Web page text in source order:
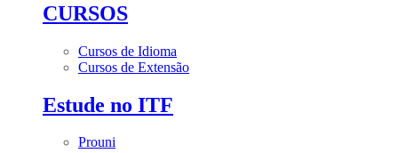
CURSOS
Cursos de Idioma
Cursos de Extensão
Estude no ITF
Prouni